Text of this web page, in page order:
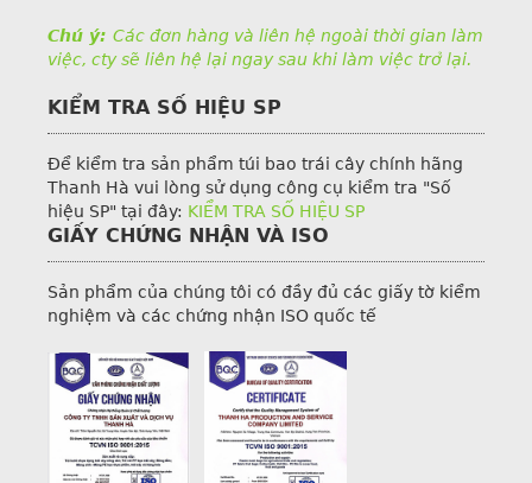
Chú ý: Các đơn hàng và liên hệ ngoài thời gian làm
việc, cty sẽ liên hệ lại ngay sau khi làm việc trở lại.
KIỂM TRA SỐ HIỆU SP
Để kiểm tra sản phẩm túi bao trái cây chính hãng
Thanh Hà vui lòng sử dụng công cụ kiểm tra "Số
hiệu SP" tại đây: KIỂM TRA SỐ HIỆU SP
GIẤY CHỨNG NHẬN VÀ ISO
Sản phẩm của chúng tôi có đầy đủ các giấy tờ kiểm
nghiệm và các chứng nhận ISO quốc tế